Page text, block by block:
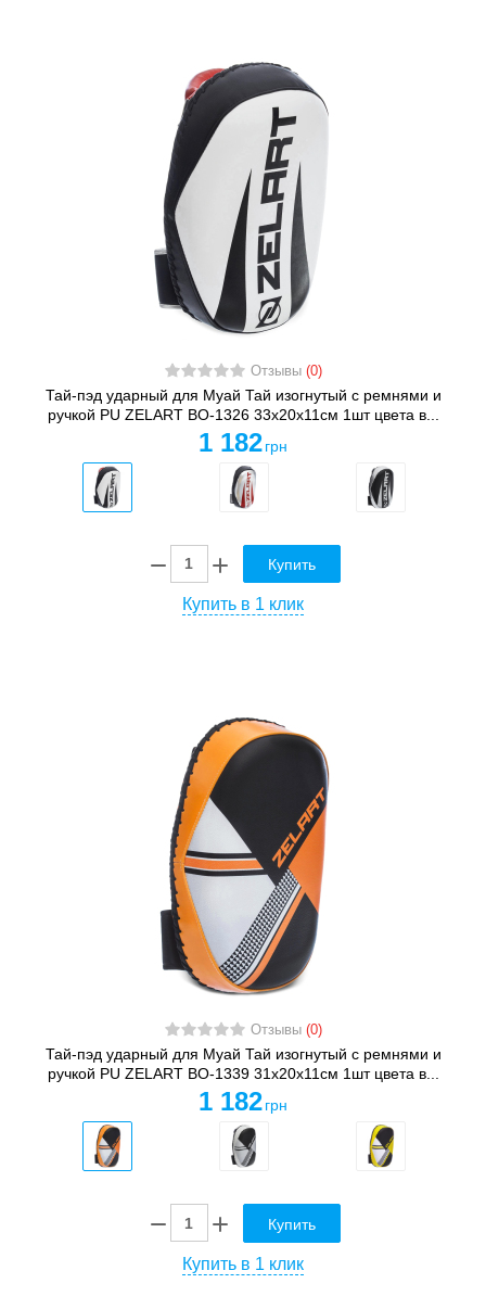
Отзывы (0)
Тай-пэд ударный для Муай Тай изогнутый с ремнями и
ручкой PU ZELART BO-1326 33x20x11см 1шт цвета в...
1 182 грн
Купить
Купить в 1 клик
Отзывы (0)
Тай-пэд ударный для Муай Тай изогнутый с ремнями и
ручкой PU ZELART BO-1339 31x20x11см 1шт цвета в...
1 182 грн
Купить
Купить в 1 клик